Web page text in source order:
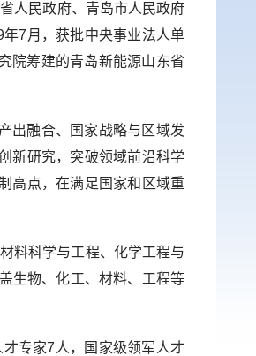
人民政府、青岛市人民政府
7月，获批中央事业法人单
院筹建的青岛新能源山东省
出融合、国家战略与区域发
新研究，突破领域前沿科学
高点，在满足国家和区域重
料科学与工程、化学工程与
生物、化工、材料、工程等
专家7人，国家级领军人才